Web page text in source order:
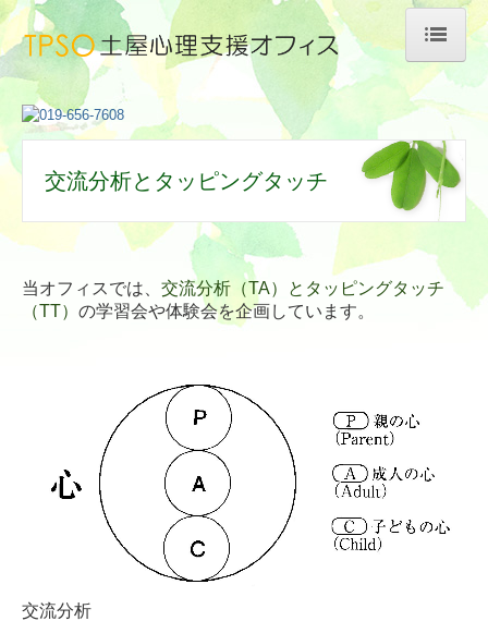
HOME
事務所案内
業務内容
カウンセリング
従業員支援プログラムの考え方
交流分析とタッピングタッチ
料金について
休日や夜間の対応について
免責事項
交流分析とタッピングタッチ
当オフィスでは、 交流分析（TA）とタッピングタッチ
（TT） の学習会や体験会を企画しています。
交流分析